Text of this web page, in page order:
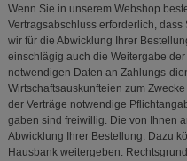
Wenn Sie in unserem Webshop
Vertragsabschluss erforderlich,
wir für die Abwicklung Ihrer
einschlägig auch die Weitergabe
notwendigen Daten an Zahlungs-
Wirtschaftsauskunfteien zum
der Verträge notwendige
gaben sind freiwillig. Die von Ihnen
Abwicklung Ihrer Bestellung. Dazu
Hausbank weitergeben.